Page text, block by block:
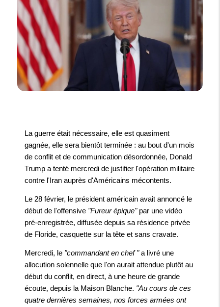
La guerre était nécessaire, elle est quasiment
gagnée, elle sera bientôt terminée : au bout d'un mois
de conflit et de communication désordonnée, Donald
Trump a tenté mercredi de justifier l'opération militaire
contre l'Iran auprès d'Américains mécontents.
Le 28 février, le président américain avait annoncé le
début de l'offensive "Fureur épique" par une vidéo
pré-enregistrée, diffusée depuis sa résidence privée
de Floride, casquette sur la tête et sans cravate.
Mercredi, le "commandant en chef "a livré une
allocution solennelle que l'on aurait attendue plutôt au
début du conflit, en direct, à une heure de grande
écoute, depuis la Maison Blanche. "Au cours de ces
quatre dernières semaines, nos forces armées ont